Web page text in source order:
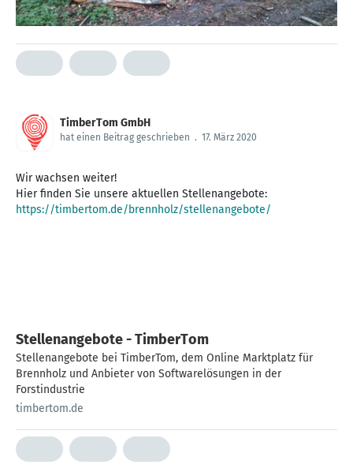
TimberTom GmbH
hat einen Beitrag geschrieben . 17. März 2020
Wir wachsen weiter!
https://timbertom.de/brennholz/stellenangebote/
Stellenangebote - TimberTom
Stellenangebote bei TimberTom, dem Online Marktplatz für
Brennholz und Anbieter von Softwarelösungen in der
Forstindustrie
timbertom.de